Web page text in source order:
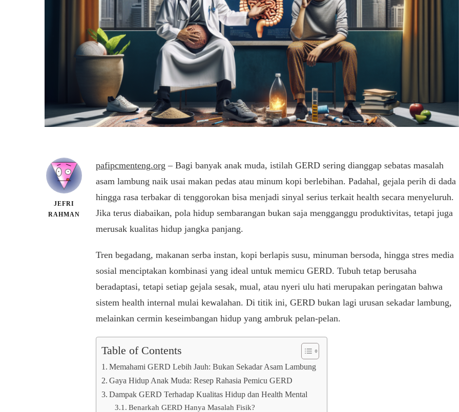
JEFRI
RAHMAN
pafipcmenteng.org – Bagi banyak anak muda, istilah GERD sering dianggap sebatas masalah
asam lambung naik usai makan pedas atau minum kopi berlebihan. Padahal, gejala perih di dada
hingga rasa terbakar di tenggorokan bisa menjadi sinyal serius terkait health secara menyeluruh.
Jika terus diabaikan, pola hidup sembarangan bukan saja mengganggu produktivitas, tetapi juga
merusak kualitas hidup jangka panjang.
Tren begadang, makanan serba instan, kopi berlapis susu, minuman bersoda, hingga stres media
sosial menciptakan kombinasi yang ideal untuk memicu GERD. Tubuh tetap berusaha
beradaptasi, tetapi setiap gejala sesak, mual, atau nyeri ulu hati merupakan peringatan bahwa
sistem health internal mulai kewalahan. Di titik ini, GERD bukan lagi urusan sekadar lambung,
melainkan cermin keseimbangan hidup yang ambruk pelan-pelan.
Table of Contents
Memahami GERD Lebih Jauh: Bukan Sekadar Asam Lambung
Gaya Hidup Anak Muda: Resep Rahasia Pemicu GERD
Dampak GERD Terhadap Kualitas Hidup dan Health Mental
Benarkah GERD Hanya Masalah Fisik?